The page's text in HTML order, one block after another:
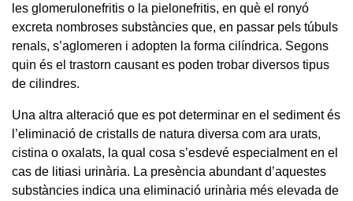
les glomerulonefritis o la pielonefritis, en què el ronyó
excreta nombroses substàncies que, en passar pels túbuls
renals, s’aglomeren i adopten la forma cilíndrica. Segons
quin és el trastorn causant es poden trobar diversos tipus
de cilindres.
Una altra alteració que es pot determinar en el sediment és
l’eliminació de cristalls de natura diversa com ara urats,
cistina o oxalats, la qual cosa s’esdevé especialment en el
cas de litiasi urinària. La presència abundant d’aquestes
substàncies indica una eliminació urinària més elevada de